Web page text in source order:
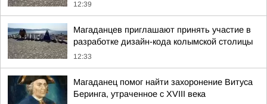
12:39
Магаданцев приглашают принять участие в
разработке дизайн-кода колымской столицы
12:33
Магаданец помог найти захоронение Витуса
Беринга, утраченное с XVIII века